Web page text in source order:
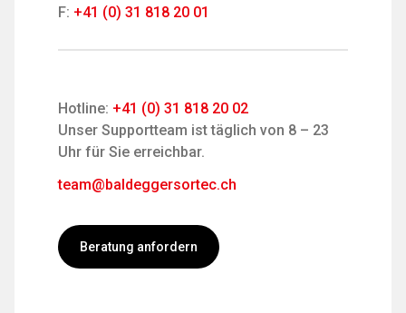
F: +41 (0) 31 818 20 01
Hotline: +41 (0) 31 818 20 02
Unser Supportteam ist täglich von 8 – 23
Uhr für Sie erreichbar.
team@baldeggersortec.ch
Beratung anfordern